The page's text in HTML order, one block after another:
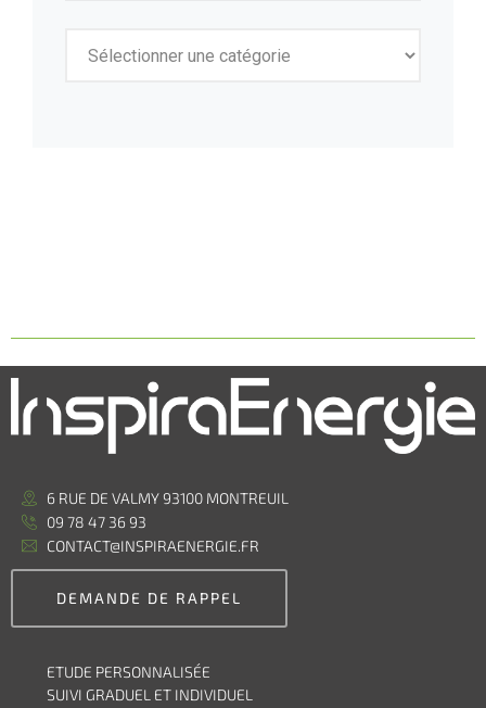
6 RUE DE VALMY 93100 MONTREUIL
09 78 47 36 93
CONTACT@INSPIRAENERGIE.FR
DEMANDE DE RAPPEL
ETUDE PERSONNALISÉE
SUIVI GRADUEL ET INDIVIDUEL